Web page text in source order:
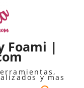
Foami |
y mas